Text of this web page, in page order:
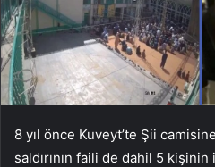
8 yıl önce Kuveyt’te Şii
saldırının faili de dahil 5 kişinin